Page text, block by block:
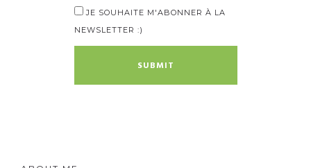
JE SOUHAITE M'ABONNER À LA
NEWSLETTER :)